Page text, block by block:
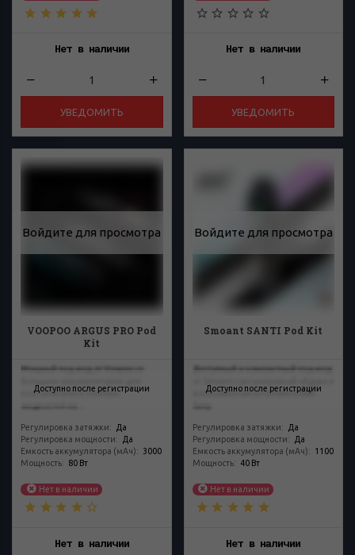
Нет в наличии
УВЕДОМИТЬ
Нет в наличии
УВЕДОМИТЬ
Войдите для просмотра
VOOPOO ARGUS PRO Pod
Kit
Доступно после регистрации
Мощный под мод от Voopoo со
классических и солевых
жидкостей на...
Регулировка затяжки:
Да
Регулировка мощности:
Да
Емкость аккумулятора (мАч): 3000
Мощность: 80 Вт
Нет в наличии
Нет в наличии
Войдите для просмотра
Smoant SANTI Pod Kit
Доступно после регистрации
Доступный и компактный под-мод
возможностью установить RBA
Регулировка затяжки:
Да
Регулировка мощности:
Да
Емкость аккумулятора (мАч): 1100
Мощность: 40 Вт
Нет в наличии
Нет в наличии